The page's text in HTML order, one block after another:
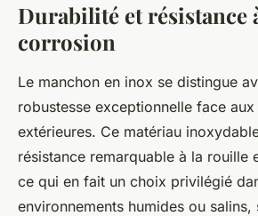
Durabilité et résistance
corrosion
Le manchon en inox se distingue
robustesse exceptionnelle face
extérieures. Ce matériau
résistance remarquable à la rouille
ce qui en fait un choix privilégié
environnements humides ou